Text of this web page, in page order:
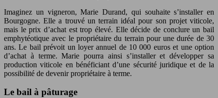
Imaginez un vigneron, Marie Durand, qui souhaite s’installer en
Bourgogne. Elle a trouvé un terrain idéal pour son projet viticole,
mais le prix d’achat est trop élevé. Elle décide de conclure un bail
emphytéotique avec le propriétaire du terrain pour une durée de 30
ans. Le bail prévoit un loyer annuel de 10 000 euros et une option
d’achat à terme. Marie pourra ainsi s’installer et développer sa
production viticole en bénéficiant d’une sécurité juridique et de la
possibilité de devenir propriétaire à terme.
Le bail à pâturage